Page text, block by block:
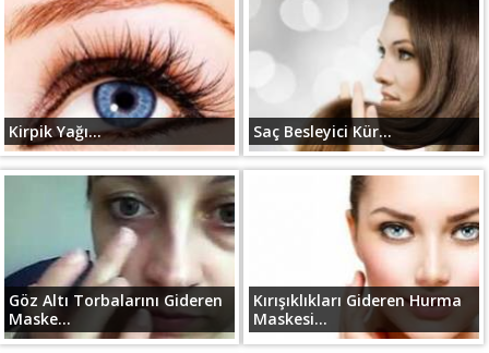
Kirpik Yağı... Saç Besleyici Kür...
Göz Altı Torbalarını Gideren
Maske...
Kırışıklıkları Gideren Hurma
Maskesi...